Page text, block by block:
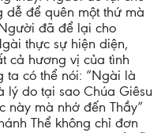
dễ để quên một thứ mà
đã để lại cho
thực sự hiện diện,
cả hương vị của tình
ta có thể nói: “Ngài là
lý do tại sao Chúa Giêsu
này mà nhớ đến Thầy”
Thể không chỉ đơn